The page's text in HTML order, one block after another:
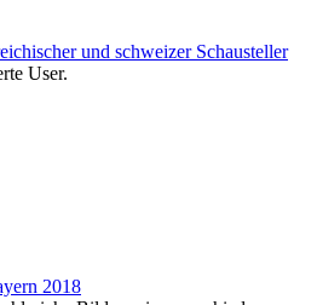
und schweizer Schausteller
User.
2018